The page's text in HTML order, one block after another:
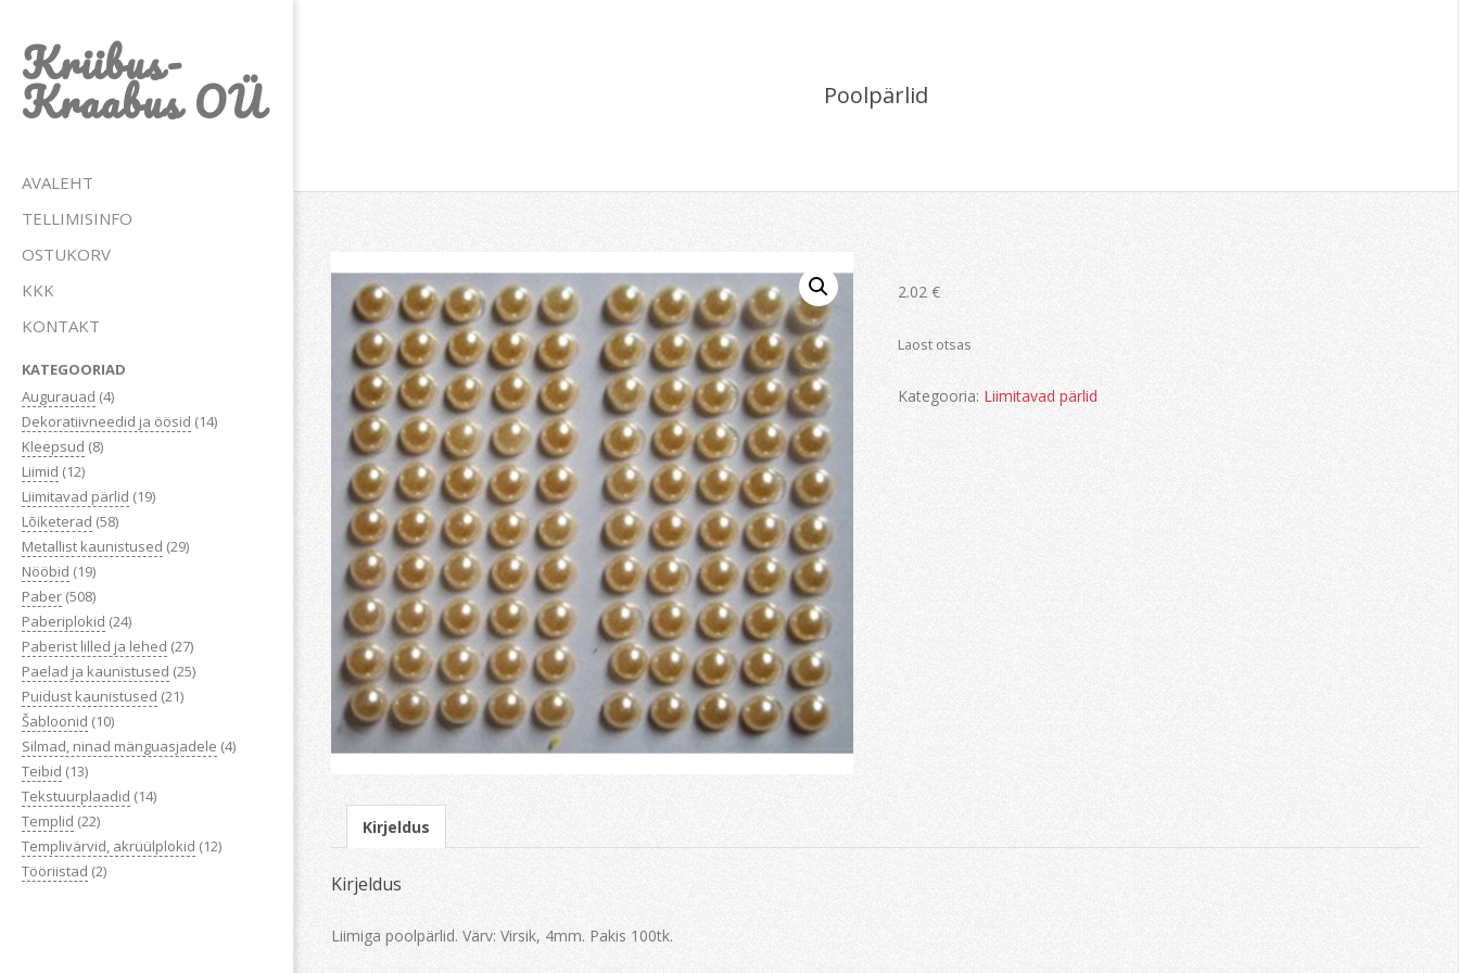
content
Kriibus-
Kraabus OÜ
Primary
Menu
AVALEHT
TELLIMISINFO
OSTUKORV
KKK
KONTAKT
KATEGOORIAD
Augurauad (4)
Dekoratiivneedid ja öösid (14)
Kleepsud (8)
Liimid (12)
Liimitavad pärlid (19)
Lõiketerad (58)
Metallist kaunistused (29)
Nööbid (19)
Paber (508)
Paberiplokid (24)
Paberist lilled ja lehed (27)
Paelad ja kaunistused (25)
Puidust kaunistused (21)
Šabloonid (10)
Silmad, ninad mänguasjadele (4)
Teibid (13)
Tekstuurplaadid (14)
Templid (22)
Templivärvid, akrüülplokid (12)
Tööriistad (2)
Poolpärlid
2.02 €
Laost otsas
Kategooria: Liimitavad pärlid
Kirjeldus
Kirjeldus
Liimiga poolpärlid. Värv: Virsik, 4mm. Pakis 100tk.